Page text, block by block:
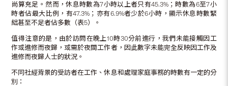
尚算充足。然而，休息時數為7小時以上者只有45.3%；時數為6至7小
時者佔最大比例，有47.3%；亦有6.9%者少於6小時，顯示休息時數緊
絀甚至不足者佔多數（表5）。
值得注意的是，由於訪問在晚上10時30分前進行，我們未能接觸因工
作或進修而夜歸，或需於夜間工作者，因此數字未能完全反映因工作及
進修而夜歸人士的狀況。
不同社經背景的受訪者在工作、休息和處理家庭事務的時數有一定的分
別：